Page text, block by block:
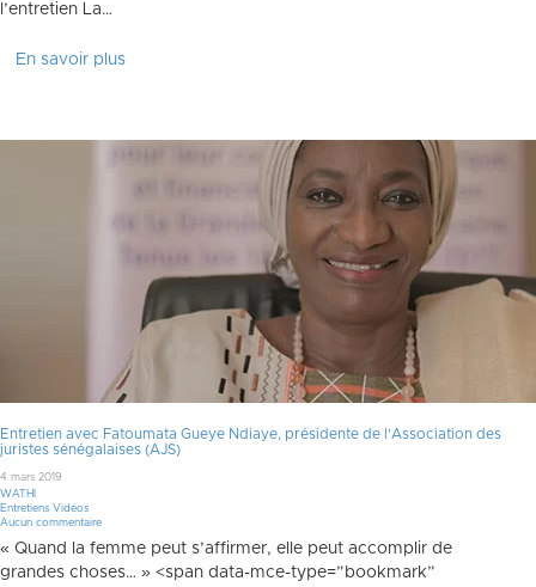
l’entretien La…
En savoir plus
Entretien avec Fatoumata Gueye Ndiaye, présidente de l’Association des
juristes sénégalaises (AJS)
4 mars 2019
WATHI
Entretiens Vidéos
Aucun commentaire
« Quand la femme peut s’affirmer, elle peut accomplir de
grandes choses… » <span data-mce-type=”bookmark”